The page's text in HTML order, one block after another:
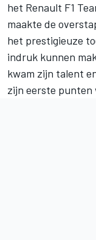
het Renault F1
maakte de
het prestigieuze
indruk kunnen
kwam zijn talent
zijn eerste punten